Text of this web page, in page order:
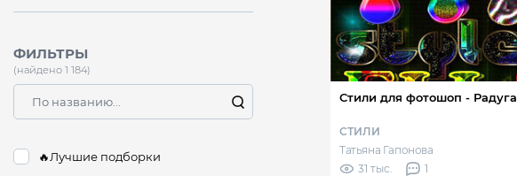
Стили для фотошоп - Радуга
СТИЛИ
Татьяна Гапонова
31 тыс.
1
ФИЛЬТРЫ
(найдено 1 184)
🔥Лучшие подборки